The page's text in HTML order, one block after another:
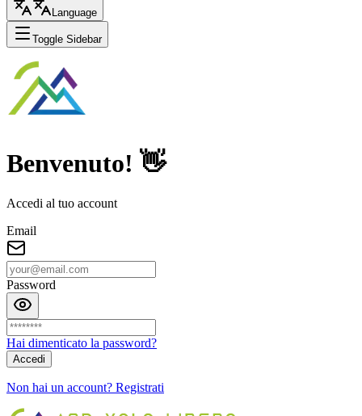
Language
Toggle Sidebar
Benvenuto! 👋
Accedi al tuo account
Email
Password
Hai dimenticato la password?
Accedi
Non hai un account? Registrati